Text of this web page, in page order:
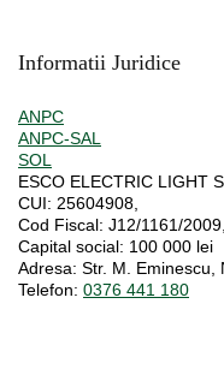
Informatii Juridice
ANPC
ANPC-SAL
SOL
ESCO ELECTRIC LIGHT
CUI: 25604908,
Cod Fiscal: J12/1161/2009,
Capital social: 100 000 lei
Adresa: Str. M. Eminescu,
Telefon: 0376 441 180